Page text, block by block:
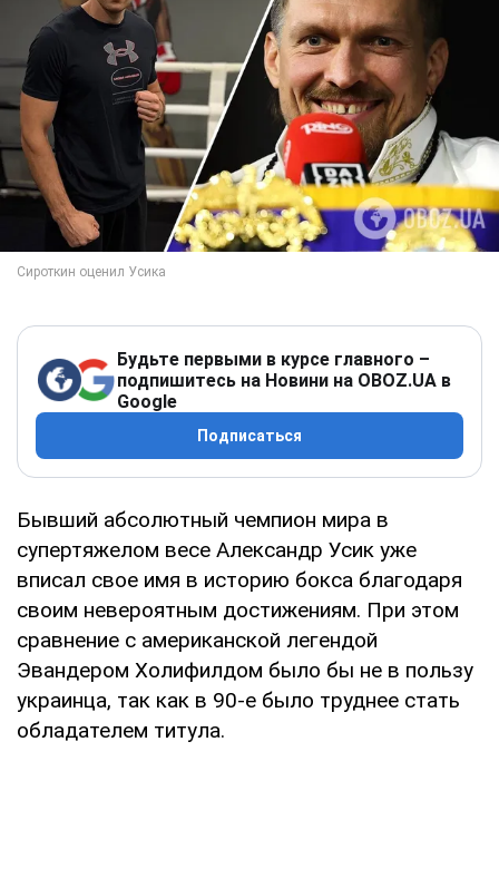
Будьте первыми в курсе главного –
подпишитесь на Новини на OBOZ.UA в
Google
Подписаться
Бывший абсолютный чемпион мира в
супертяжелом весе Александр Усик уже
вписал свое имя в историю бокса благодаря
своим невероятным достижениям. При этом
сравнение с американской легендой
Эвандером Холифилдом было бы не в пользу
украинца, так как в 90-е было труднее стать
обладателем титула.